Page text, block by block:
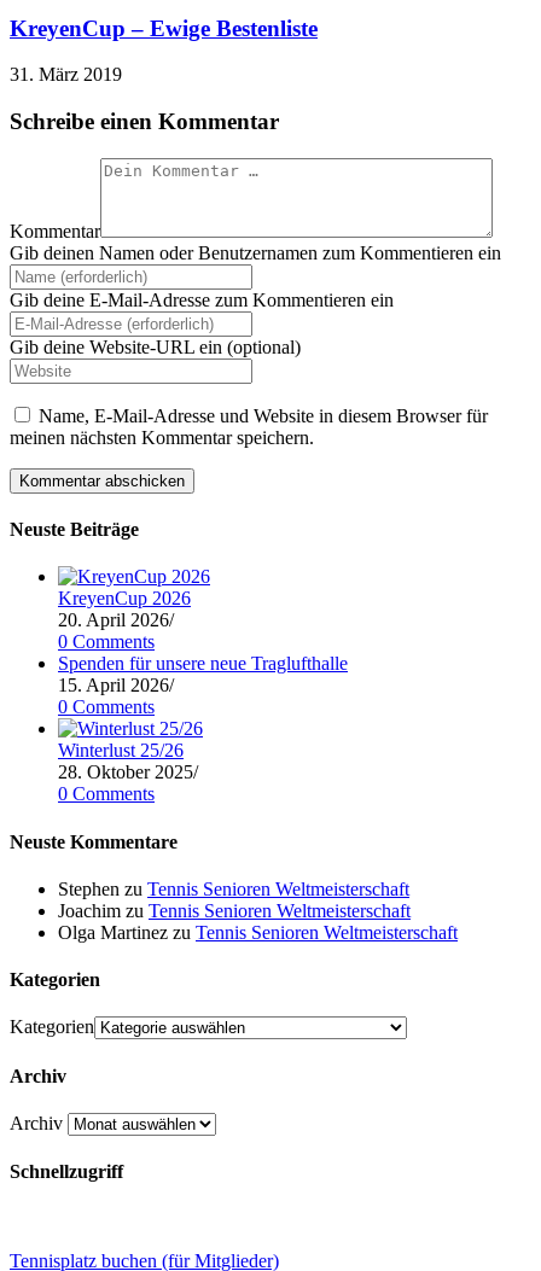
KreyenCup – Ewige Bestenliste
31. März 2019
Schreibe einen Kommentar
Kommentar
Gib deinen Namen oder Benutzernamen zum Kommentieren ein
Gib deine E-Mail-Adresse zum Kommentieren ein
Gib deine Website-URL ein (optional)
Name, E-Mail-Adresse und Website in diesem Browser für
meinen nächsten Kommentar speichern.
Neuste Beiträge
KreyenCup 2026
20. April 2026/
0 Comments
Spenden für unsere neue Traglufthalle
15. April 2026/
0 Comments
Winterlust 25/26
28. Oktober 2025/
0 Comments
Neuste Kommentare
Stephen zu Tennis Senioren Weltmeisterschaft
Joachim zu Tennis Senioren Weltmeisterschaft
Olga Martinez zu Tennis Senioren Weltmeisterschaft
Kategorien
Kategorien
Archiv
Archiv
Schnellzugriff
Tennisplatz buchen (für Mitglieder)